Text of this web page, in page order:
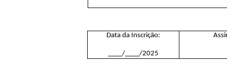
Data da Inscrição:
____/____/2025